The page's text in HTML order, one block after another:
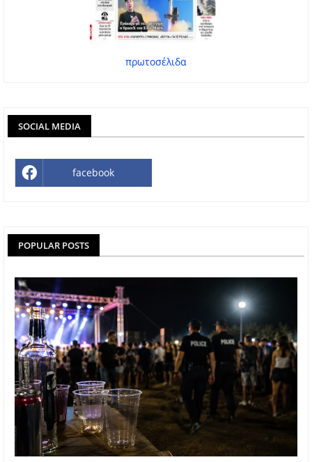
πρωτοσέλιδα
SOCIAL MEDIA
facebook
POPULAR POSTS